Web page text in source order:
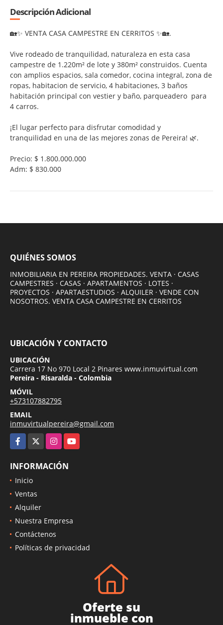
Descripción Adicional
🏡✨ VENTA CASA CAMPESTRE EN CERRITOS ✨🏡.
Vive rodeado de tranquilidad, naturaleza en esta casa
campestre de 1.220m² de lote y 380m² construidos. Cuenta
con amplios espacios, sala comedor, cocina integral, zona de
ropas, habitacion de servicio, 4 habitaciones, 3 baños
habitación principal con vestier y baño, parqueadero para
4 carros.
¡El lugar perfecto para disfrutar comodidad y
tranquilidad en una de las mejores zonas de Pereira! 🌿.
Precio: $ 1.800.000.000
Adm: $ 830.000
QUIÉNES SOMOS
INMOBILIARIA EN PEREIRA PROPIEDADES. VENTA · CASAS
CAMPESTRES · CASAS · APARTAMENTOS · LOTES ·
PROYECTOS · APARTAESTUDIOS · ALQUILER · VENDE CON
NOSOTROS. VENTA CASA CAMPESTRE EN CERRITOS
UBICACIÓN Y CONTACTO
UBICACIÓN
Carrera 17 No 970 Local 2 Pinares www.inmuvirtual.com
Pereira - Risaralda - Colombia
MÓVIL
+573107882795
EMAIL
inmuvirtualpereira@gmail.com
Facebook
InstagramYouTube
INFORMACIÓN
Inicio
Ventas
Alquiler
Nuestra Empresa
Contáctenos
Políticas de privacidad
Oferte su
inmueble con